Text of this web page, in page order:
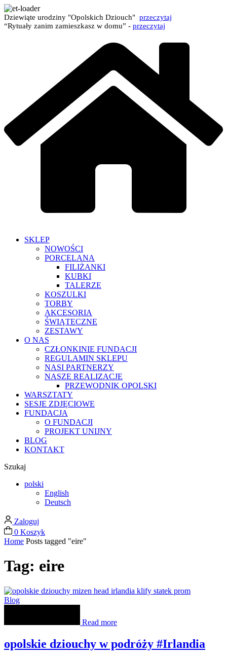
Dziewiąte urodziny "Opolskich Dziouch" przeczytaj
“Rytuały zanim zamieszkasz w domu” - przeczytaj
SKLEP
NOWOŚCI
PORCELANA
FILIŻANKI
KUBKI
TALERZE
KOSZULKI
TORBY
AKCESORIA
ŚWIĄTECZNE
ZESTAWY
O NAS
CZŁONKINIE FUNDACJI
REGULAMIN SKLEPU
NASI PARTNERZY
NASZE REALIZACJE
PRZEWODNIK OPOLSKI
WARSZTATY
SESJE ZDJĘCIOWE
FUNDACJA
O FUNDACJI
PROJEKT UNIJNY
BLOG
KONTAKT
Szukaj
polski
English
Deutsch
Zaloguj
0 Koszyk
Home Posts tagged "eire"
Tag: eire
Blog
Read more
opolskie dziouchy w podróży #Irlandia